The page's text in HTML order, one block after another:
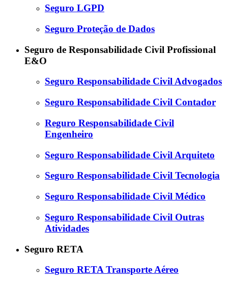
Seguro LGPD
Seguro Proteção de Dados
Seguro de Responsabilidade Civil Profissional
E&O
Seguro Responsabilidade Civil Advogados
Seguro Responsabilidade Civil Contador
Reguro Responsabilidade Civil
Engenheiro
Seguro Responsabilidade Civil Arquiteto
Seguro Responsabilidade Civil Tecnologia
Seguro Responsabilidade Civil Médico
Seguro Responsabilidade Civil Outras
Atividades
Seguro RETA
Seguro RETA Transporte Aéreo